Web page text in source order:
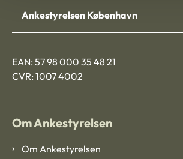
Ankestyrelsen København
EAN: 57 98 000 35 48 21
CVR: 1007 4002
Om Ankestyrelsen
Om Ankestyrelsen